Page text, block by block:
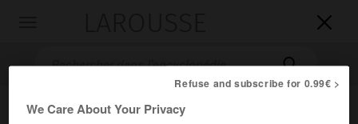


Refuse and subscribe for 0.99€ >
We Care About Your Privacy